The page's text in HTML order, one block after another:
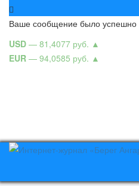
Ваше сообщение было успешно
USD — 81,4077 руб. ▲
EUR — 94,0585 руб. ▲